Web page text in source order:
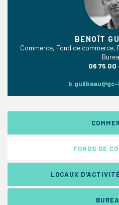
BENOÎT
Commerce, Fond de
06 75 00
FONDS DE
LOCAUX